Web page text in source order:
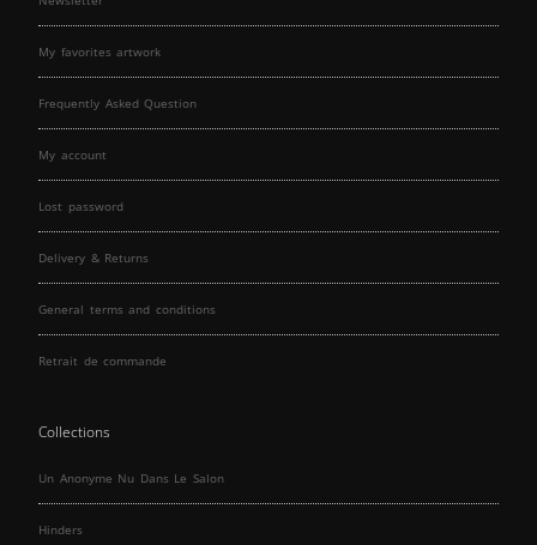
My favorites artwork
Frequently Asked Question
My account
Lost password
Delivery & Returns
General terms and conditions
Retrait de commande
Collections
Un Anonyme Nu Dans Le Salon
Hinders